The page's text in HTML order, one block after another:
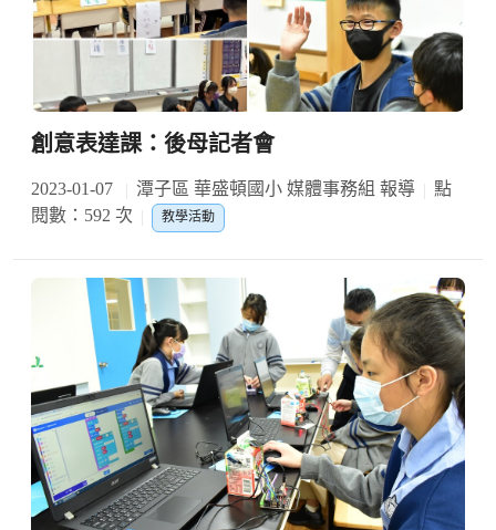
創意表達課：後母記者會
2023-01-07 潭子區 華盛頓國小 媒體事務組 報導
點
閱數：592 次
教學活動